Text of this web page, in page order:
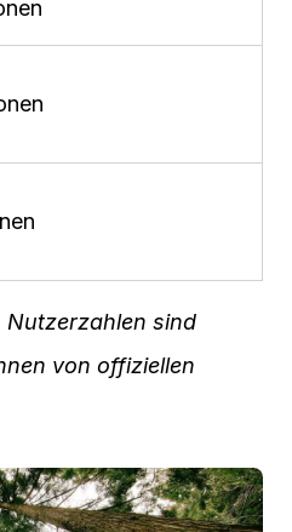
sind
von offiziellen